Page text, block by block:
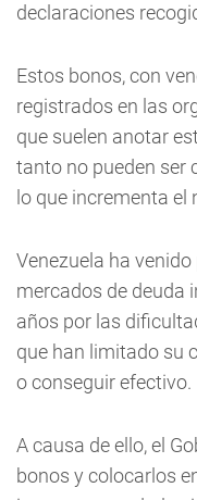
declaraciones
Estos bonos, con
registrados en las
que suelen anotar
tanto no pueden ser
lo que incrementa el
Venezuela ha
mercados de deuda
años por las
que han limitado su
o conseguir efectivo.
A causa de ello, el
bonos y colocarlos